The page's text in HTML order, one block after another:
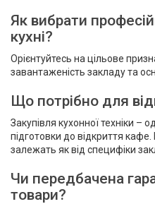
Як вибрати
кухні?
Орієнтуйтесь на цільове
завантаженість закладу та
Що потрібно для
Закупівля кухонної техніки –
підготовки до відкриття кафе.
залежать як від специфіки
Чи передбачена
товари?